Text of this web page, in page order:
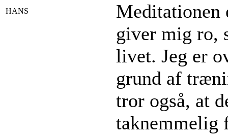
HANS
Meditationen
giver mig ro,
livet. Jeg er
grund af
tror også, at
taknemmelig